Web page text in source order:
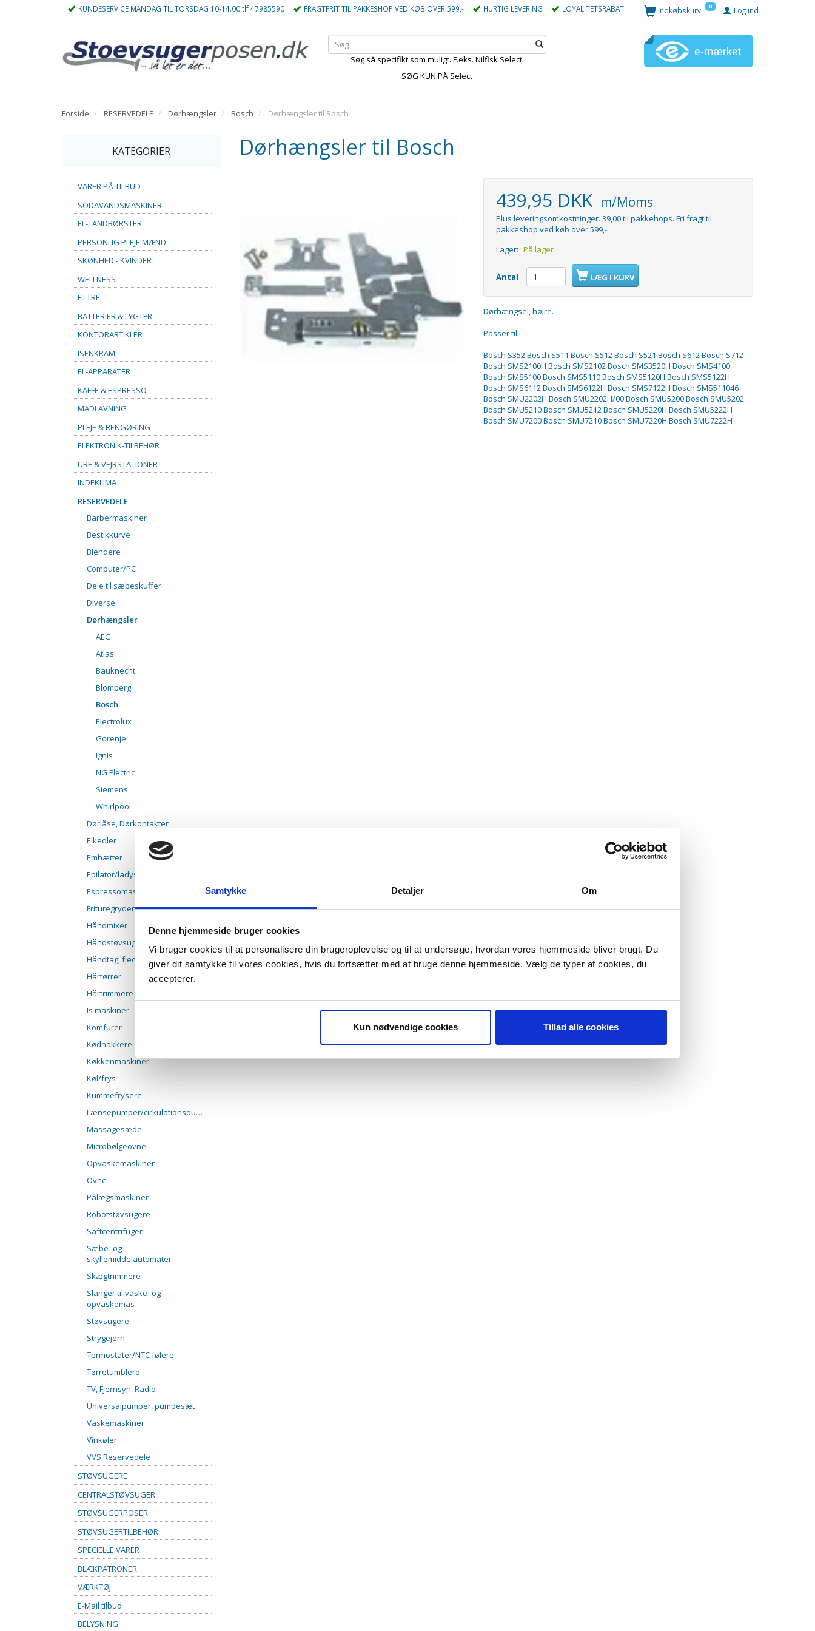
Samtykke Detaljer Om
Denne hjemmeside bruger cookies
Vi bruger cookies til at personalisere din brugeroplevelse og til at undersøge, hvordan vores hjemmeside bliver brugt. Du
giver dit samtykke til vores cookies, hvis du fortsætter med at bruge denne hjemmeside. Vælg de typer af cookies, du
accepterer.
Kun nødvendige cookies Tillad alle cookies
KUNDESERVICE MANDAG TIL TORSDAG 10-14.00 tlf 47985590 FRAGTFRIT TIL PAKKESHOP VED KØB OVER 599,- HURTIG LEVERING LOYALITETSRABAT Log ind
Indkøbskurv 0
Søg så specifikt som muligt. F.eks. Nilfisk Select.
SØG KUN PÅ Select
Forside RESERVEDELE Dørhængsler Bosch Dørhængsler til Bosch
KATEGORIER
VARER PÅ TILBUD
SODAVANDSMASKINER
EL-TANDBØRSTER
PERSONLIG PLEJE MÆND
SKØNHED - KVINDER
WELLNESS
FILTRE
BATTERIER & LYGTER
KONTORARTIKLER
ISENKRAM
EL-APPARATER
KAFFE & ESPRESSO
MADLAVNING
PLEJE & RENGØRING
ELEKTRONIK-TILBEHØR
URE & VEJRSTATIONER
INDEKLIMA
RESERVEDELE
Barbermaskiner
Bestikkurve
Blendere
Computer/PC
Dele til sæbeskuffer
Diverse
Dørhængsler
AEG
Atlas
Bauknecht
Blomberg
Bosch
Electrolux
Gorenje
Ignis
NG Electric
Siemens
Whirlpool
Dørlåse, Dørkontakter
Elkedler
Emhætter
Epilator/ladyshaver
Espressomaskiner
Frituregryder
Håndmixer
Håndstøvsugere
Håndtag, fjedre, paler
Hårtørrer
Hårtrimmere
Is maskiner
Komfurer
Kødhakkere
Køkkenmaskiner
Køl/frys
Kummefrysere
Lænsepumper/cirkulationspumper
Massagesæde
Microbølgeovne
Opvaskemaskiner
Ovne
Pålægsmaskiner
Robotstøvsugere
Saftcentrifuger
Sæbe- og
skyllemiddelautomater
Skægtrimmere
Slanger til vaske- og
opvaskemas
Støvsugere
Strygejern
Termostater/NTC følere
Tørretumblere
TV, Fjernsyn, Radio
Universalpumper, pumpesæt
Vaskemaskiner
Vinkøler
VVS Reservedele
STØVSUGERE
CENTRALSTØVSUGER
STØVSUGERPOSER
STØVSUGERTILBEHØR
SPECIELLE VARER
BLÆKPATRONER
VÆRKTØJ
E-Mail tilbud
BELYSNING
Dørhængsler til Bosch
439,95 DKK m/Moms
Plus leveringsomkostninger. 39,00 til pakkehops. Fri fragt til
pakkeshop ved køb over 599,-
Lager: På lager
Antal LÆG I KURV
Dørhængsel, højre.
Passer til:
Bosch S352 Bosch S511 Bosch S512 Bosch S521 Bosch S612 Bosch S712
Bosch SMS2100H Bosch SMS2102 Bosch SMS3520H Bosch SMS4100
Bosch SMS5100 Bosch SMS5110 Bosch SMS5120H Bosch SMS5122H
Bosch SMS6112 Bosch SMS6122H Bosch SMS7122H Bosch SMS511046
Bosch SMU2202H Bosch SMU2202H/00 Bosch SMU5200 Bosch SMU5202
Bosch SMU5210 Bosch SMU5212 Bosch SMU5220H Bosch SMU5222H
Bosch SMU7200 Bosch SMU7210 Bosch SMU7220H Bosch SMU7222H